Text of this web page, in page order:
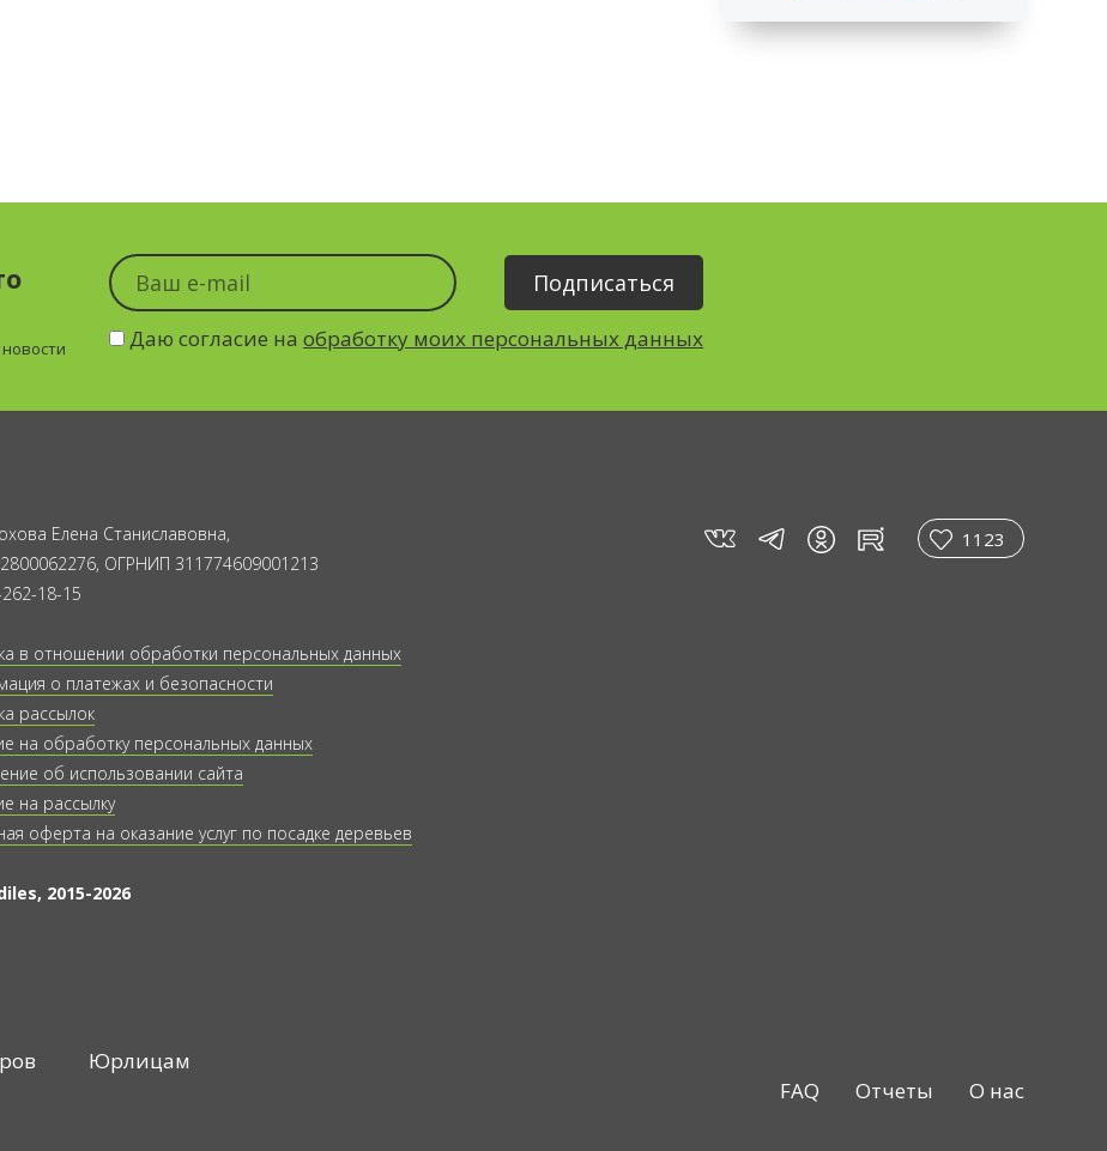
Даю согласие наобработку моих персональных данных
Елена Станиславовна,
ОГРНИП 311774609001213
18-15
в отношении обработки персональных данных
о платежах и безопасности
рассылок
на обработку персональных данных
об использовании сайта
на рассылку
оферта на оказание услуг по посадке деревьев
2015-2026
vk tg in rt 1123
Юрлицам
О нас
Отчеты
FAQ